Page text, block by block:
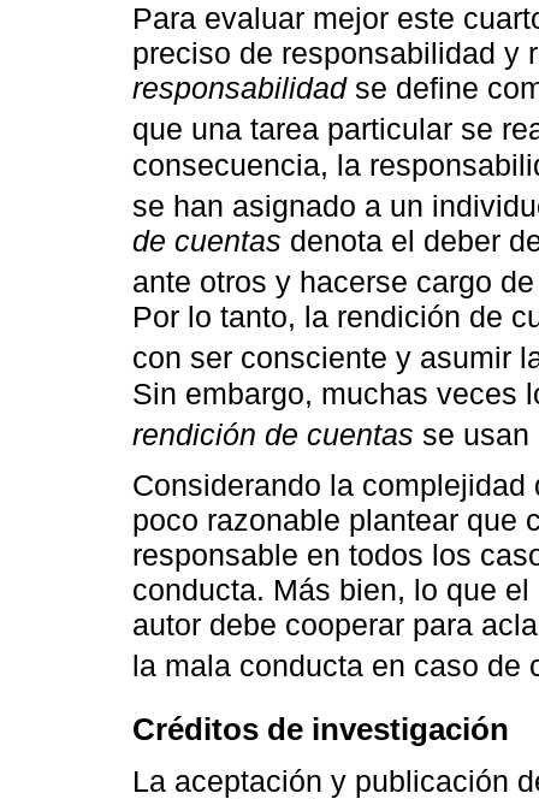
Para evaluar mejor este
preciso de responsabilidad y
responsabilidadse define
que una tarea particular se
consecuencia, la
se han asignado a un
de cuentas denota el deber
ante otros y hacerse cargo
Por lo tanto, la rendición de
con ser consciente y asumir
Sin embargo, muchas veces
rendición de cuentas se usan
Considerando la
poco razonable plantear que
responsable en todos los
conducta. Más bien, lo que
autor debe cooperar para
la mala conducta en caso de
Créditos de investigación
La aceptación y publicación